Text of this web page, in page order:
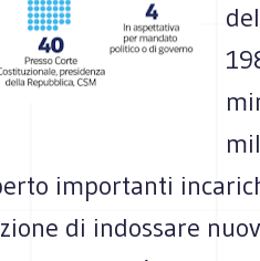
importanti
di indossare